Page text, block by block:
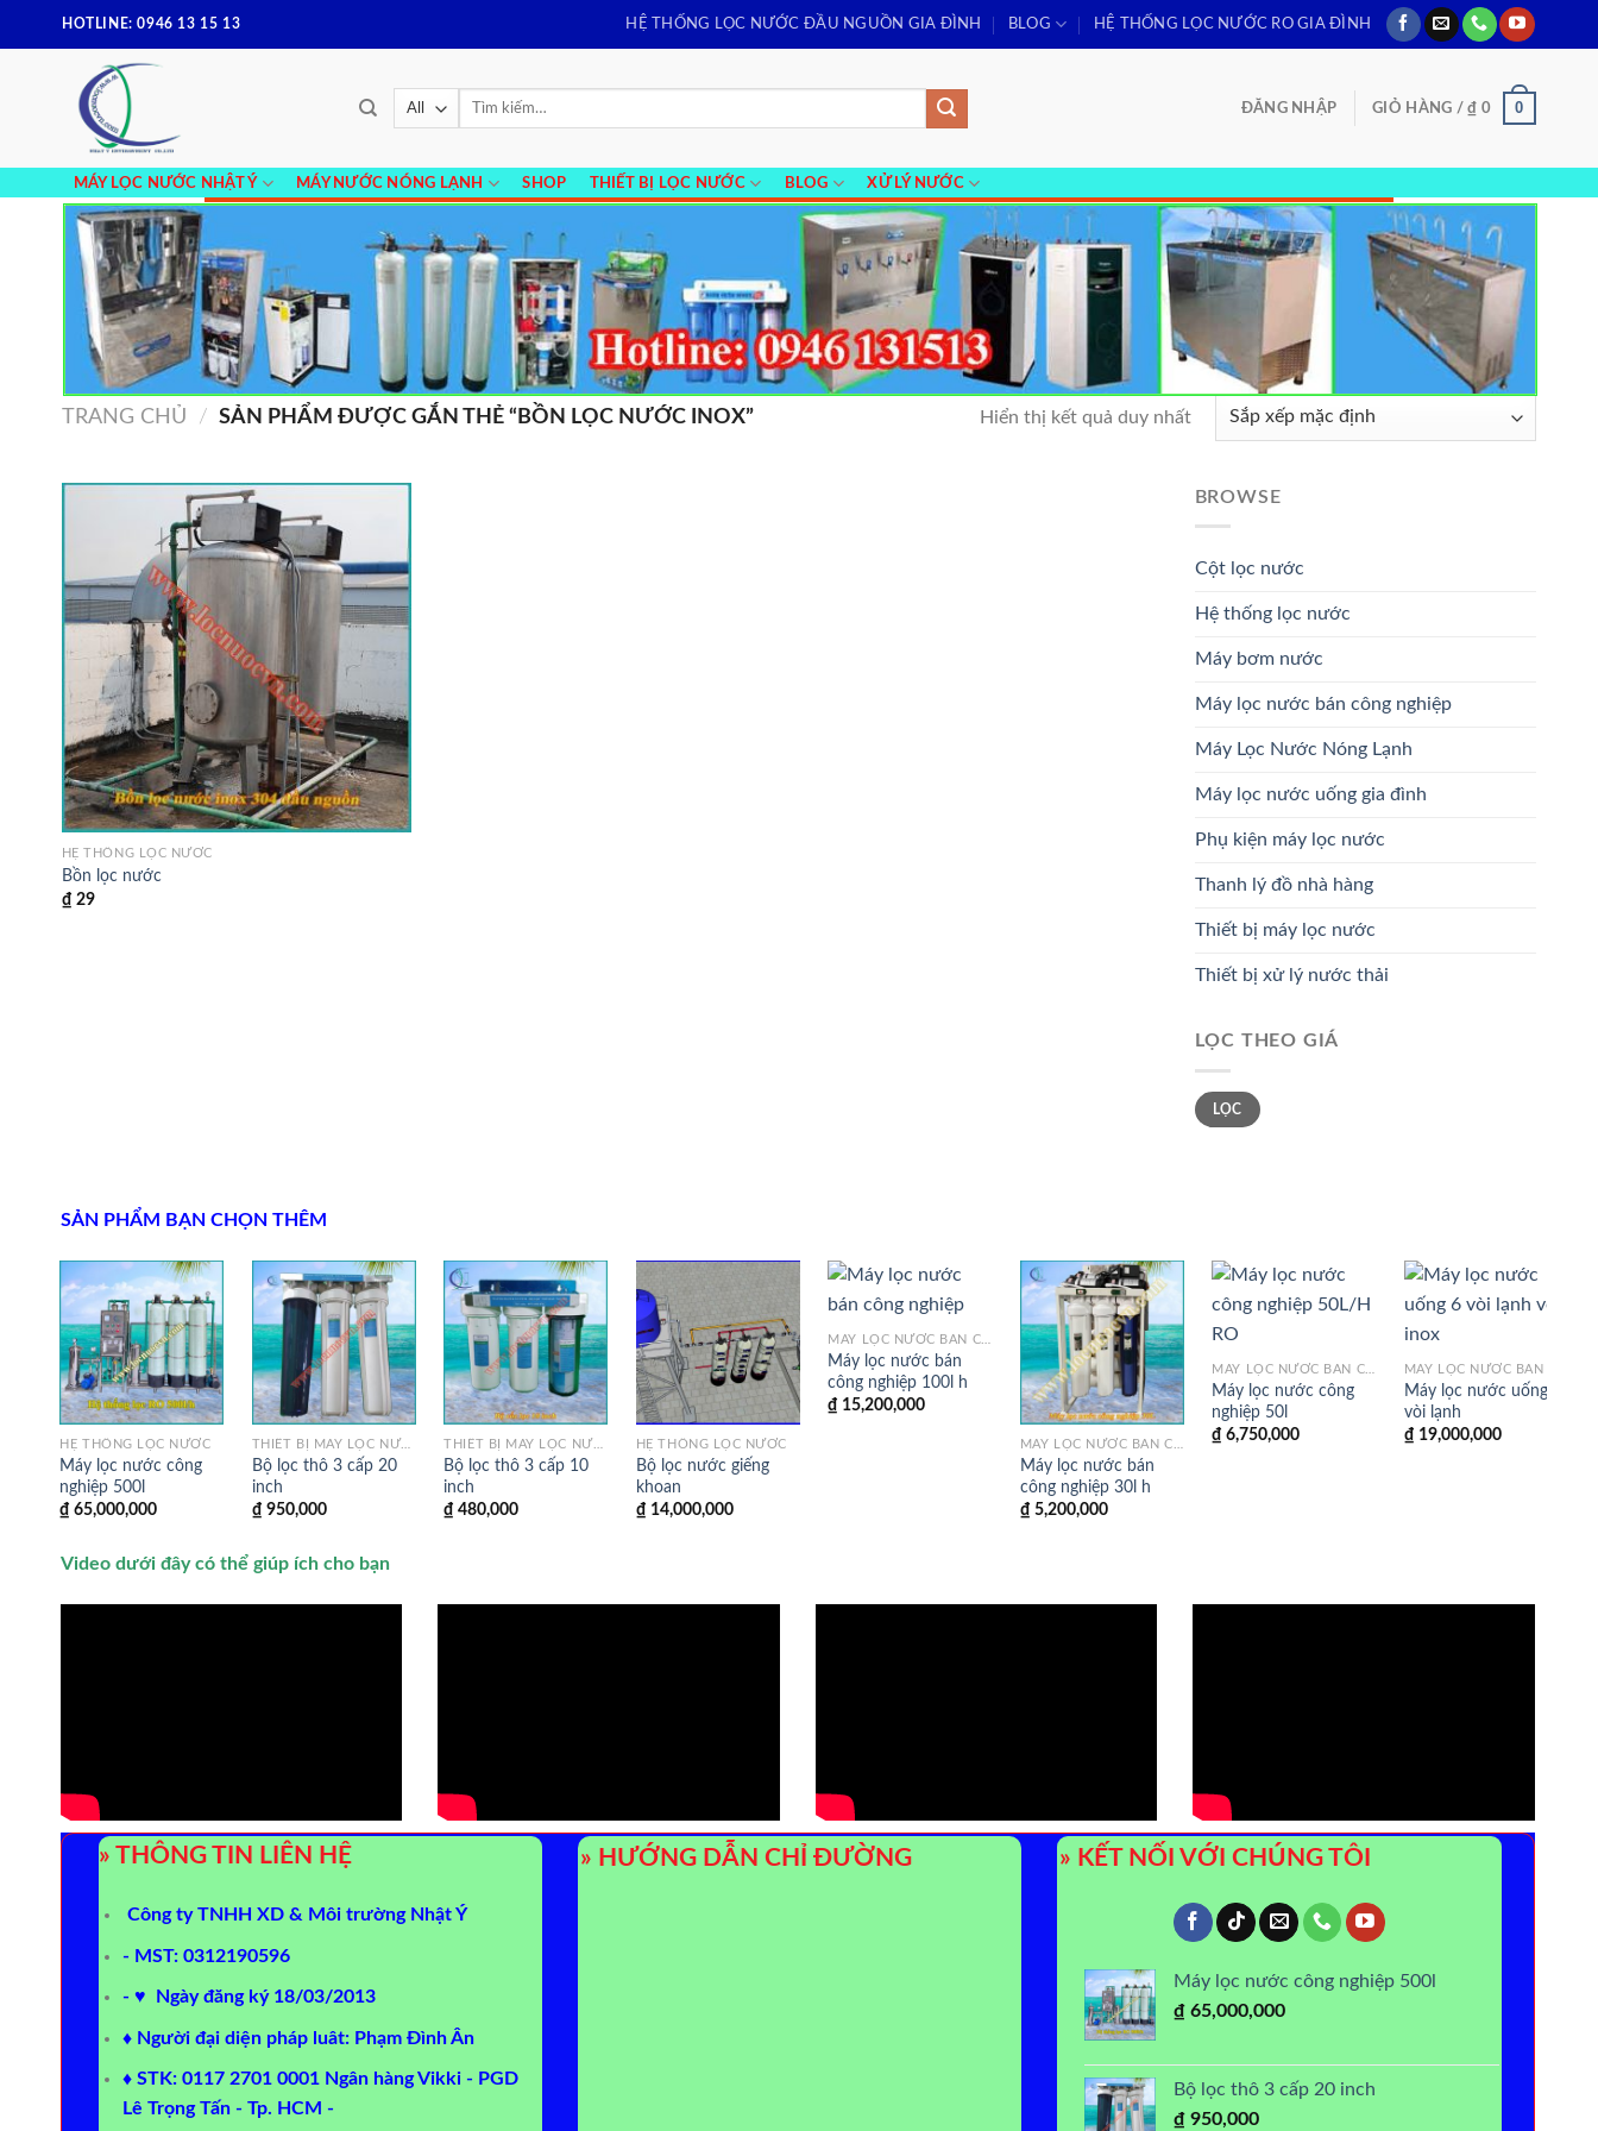
HOTLINE: 0946 13 15 13 HỆ THỐNG LỌC NƯỚC ĐẦU NGUỒN GIA ĐÌNH BLOG HỆ THỐNG LỌC NƯỚC RO GIA ĐÌNH
Tìm
ĐĂNG NHẬP GIỎ HÀNG /₫ 0 0
MÁY LỌC NƯỚC NHẬT Ý MÁY NƯỚC NÓNG LẠNH SHOP THIẾT BỊ LỌC NƯỚC BLOG XỬ LÝ NƯỚC
TRANG CHỦ / SẢN PHẨM ĐƯỢC GẮN THẺ “BỒN LỌC NƯỚC INOX” Hiển thị kết quả duy nhất
HỆ THỐNG LỌC NƯỚC
Bồn lọc nước
₫ 29
BROWSE
Cột lọc nước
Hệ thống lọc nước
Máy bơm nước
Máy lọc nước bán công nghiệp
Máy Lọc Nước Nóng Lạnh
Máy lọc nước uống gia đình
Phụ kiện máy lọc nước
Thanh lý đồ nhà hàng
Thiết bị máy lọc nước
Thiết bị xử lý nước thải
LỌC THEO GIÁ
Giá
tối
thiểu
Giá
tối
đa
LỌC
SẢN PHẨM BẠN CHỌN THÊM
HỆ THỐNG LỌC NƯỚC
Máy lọc nước công
nghiệp 500l
₫ 65,000,000
Bộ lọc thô 3 cấp 20
inch
₫ 950,000
Bộ lọc thô 3 cấp 10
inch
₫ 480,000
HỆ THỐNG LỌC NƯỚC
Bộ lọc nước giếng
khoan
₫ 14,000,000
Máy lọc nước bán
công nghiệp 100l h
₫ 15,200,000
Máy lọc nước bán
công nghiệp 30l h
₫ 5,200,000
Máy lọc nước công
nghiệp 50l
₫ 6,750,000
Máy lọc nước uống 6
vòi lạnh
₫ 19,000,000
Video dưới đây có thể giúp ích cho bạn
» THÔNG TIN LIÊN HỆ
Công ty TNHH XD & Môi trường Nhật Ý
- MST: 0312190596
- ♥ Ngày đăng ký 18/03/2013
♦ Người đại diện pháp luât: Phạm Đình Ân
♦ STK: 0117 2701 0001 Ngân hàng Vikki - PGD
Lê Trọng Tấn - Tp. HCM -
» HƯỚNG DẪN CHỈ ĐƯỜNG » KẾT NỐI VỚI CHÚNG TÔI
Máy lọc nước công nghiệp 500l
₫ 65,000,000
Bộ lọc thô 3 cấp 20 inch
₫ 950,000